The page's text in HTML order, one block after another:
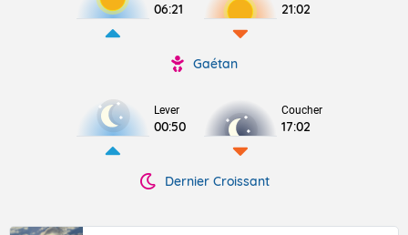
06:21 21:02
Gaétan
Lever
00:50
Coucher
17:02
Dernier Croissant